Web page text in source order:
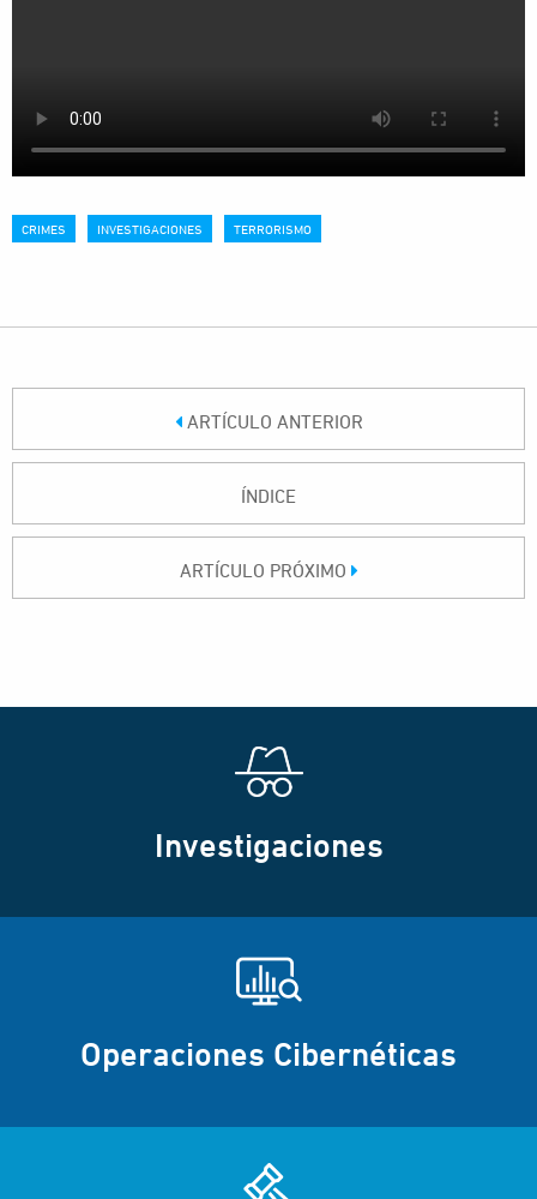
CRIMES INVESTIGACIONES TERRORISMO
ARTÍCULO ANTERIOR
ÍNDICE
ARTÍCULO PRÓXIMO
Investigaciones
Operaciones Cibernéticas